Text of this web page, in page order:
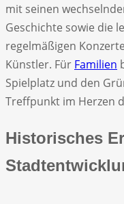
mit seinen
Geschichte sowie die
regelmäßigen
Künstler. Für Familien
Spielplatz und den
Treffpunkt im Herzen
Historisches